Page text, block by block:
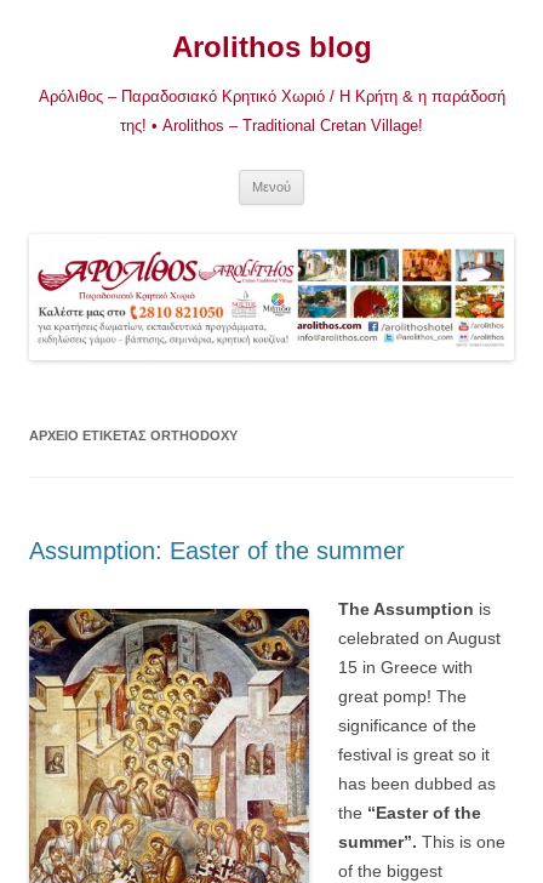
Arolithos blog
Αρόλιθος – Παραδοσιακό Κρητικό Χωριό / Η Κρήτη & η παράδοσή
της! • Arolithos – Traditional Cretan Village!
Μενού
ΑΡΧΕΊΟ ΕΤΙΚΈΤΑΣ ORTHODOXY
Assumption: Easter of the summer
The Assumption is
celebrated on August
15 in Greece with
great pomp! The
significance of the
festival is great so it
has been dubbed as
the “Easter of the
summer”. This is one
of the biggest